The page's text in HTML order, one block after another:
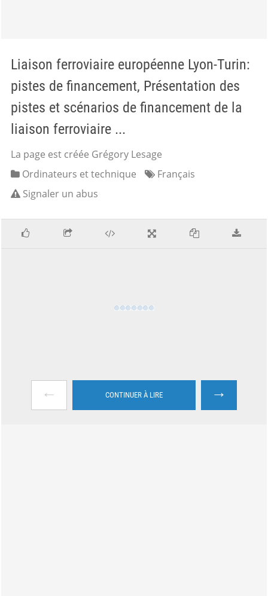
Liaison ferroviaire européenne Lyon-Turin:
pistes de financement, Présentation des
pistes et scénarios de financement de la
liaison ferroviaire ...
La page est créée Grégory Lesage
Ordinateurs et technique
Français
Signaler un abus
← CONTINUER À LIRE →